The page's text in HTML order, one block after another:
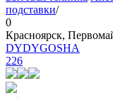
подставки/
0
Красноярск,
DYDYGOSHA
226